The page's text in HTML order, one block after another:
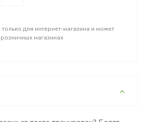
только для интернет-магазина и может
магазинах